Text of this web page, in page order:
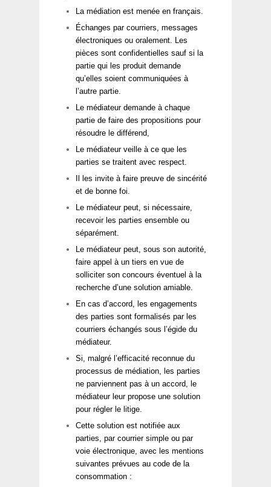
La médiation est menée en français.
Échanges par courriers, messages
électroniques ou oralement. Les
pièces sont confidentielles sauf si la
partie qui les produit demande
qu’elles soient communiquées à
l’autre partie.
Le médiateur demande à chaque
partie de faire des propositions pour
résoudre le différend,
Le médiateur veille à ce que les
parties se traitent avec respect.
Il les invite à faire preuve de sincérité
et de bonne foi.
Le médiateur peut, si nécessaire,
recevoir les parties ensemble ou
séparément.
Le médiateur peut, sous son autorité,
faire appel à un tiers en vue de
solliciter son concours éventuel à la
recherche d’une solution amiable.
En cas d’accord, les engagements
des parties sont formalisés par les
courriers échangés sous l’égide du
médiateur.
Si, malgré l’efficacité reconnue du
processus de médiation, les parties
ne parviennent pas à un accord, le
médiateur leur propose une solution
pour régler le litige.
Cette solution est notifiée aux
parties, par courrier simple ou par
voie électronique, avec les mentions
suivantes prévues au code de la
consommation :